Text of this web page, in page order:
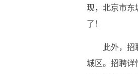
现，北京市东
了！
此外，招
城区。招聘详